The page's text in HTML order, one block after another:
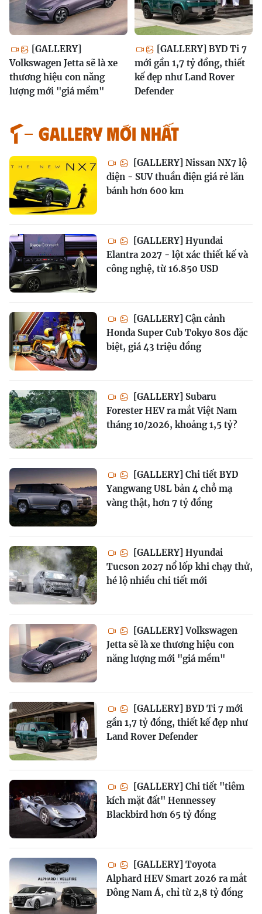
[GALLERY]
Volkswagen Jetta sẽ là xe
thương hiệu con năng
lượng mới "giá mềm"
[GALLERY] BYD Ti 7
mới gần 1,7 tỷ đồng, thiết
kế đẹp như Land Rover
Defender
GALLERY MỚI NHẤT
[GALLERY] Nissan NX7 lộ
diện - SUV thuần điện giá rẻ lăn
bánh hơn 600 km
[GALLERY] Hyundai
Elantra 2027 - lột xác thiết kế và
công nghệ, từ 16.850 USD
[GALLERY] Cận cảnh
Honda Super Cub Tokyo 80s đặc
biệt, giá 43 triệu đồng
[GALLERY] Subaru
Forester HEV ra mắt Việt Nam
tháng 10/2026, khoảng 1,5 tỷ?
[GALLERY] Chi tiết BYD
Yangwang U8L bản 4 chỗ mạ
vàng thật, hơn 7 tỷ đồng
[GALLERY] Hyundai
Tucson 2027 nổ lốp khi chạy thử,
hé lộ nhiều chi tiết mới
[GALLERY] Volkswagen
Jetta sẽ là xe thương hiệu con
năng lượng mới "giá mềm"
[GALLERY] BYD Ti 7 mới
gần 1,7 tỷ đồng, thiết kế đẹp như
Land Rover Defender
[GALLERY] Chi tiết "tiêm
kích mặt đất" Hennessey
Blackbird hơn 65 tỷ đồng
[GALLERY] Toyota
Alphard HEV Smart 2026 ra mắt
Đông Nam Á, chỉ từ 2,8 tỷ đồng